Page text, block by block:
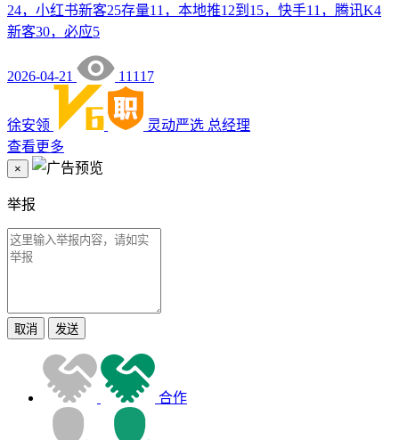
24，小红书新客25存量11，本地推12到15，快手11，腾讯K4
新客30，必应5
2026-04-21 11117
徐安领 灵动严选 总经理
查看更多
×
举报
取消 发送
合作